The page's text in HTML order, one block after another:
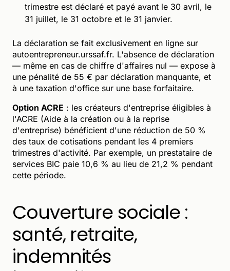
trimestre est déclaré et payé avant le 30 avril, le
31 juillet, le 31 octobre et le 31 janvier.
La déclaration se fait exclusivement en ligne sur
autoentrepreneur.urssaf.fr. L'absence de déclaration
— même en cas de chiffre d'affaires nul — expose à
une pénalité de 55 € par déclaration manquante, et
à une taxation d'office sur une base forfaitaire.
Option ACRE : les créateurs d'entreprise éligibles à
l'ACRE (Aide à la création ou à la reprise
d'entreprise) bénéficient d'une réduction de 50 %
des taux de cotisations pendant les 4 premiers
trimestres d'activité. Par exemple, un prestataire de
services BIC paie 10,6 % au lieu de 21,2 % pendant
cette période.
Couverture sociale :
santé, retraite,
indemnités